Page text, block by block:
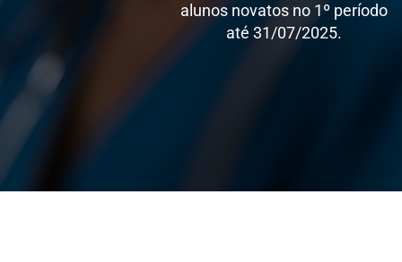
alunos novatos no 1º período
até 31/07/2025.